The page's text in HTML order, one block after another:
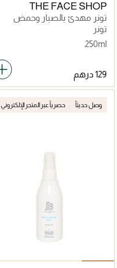
THE FACE SHOP
تونر مهدئ بالصبار وحمض
الهيالورونيك
تونر
250ml
وصل حديثاً حصرياً عبر المتجر الإلكتروني